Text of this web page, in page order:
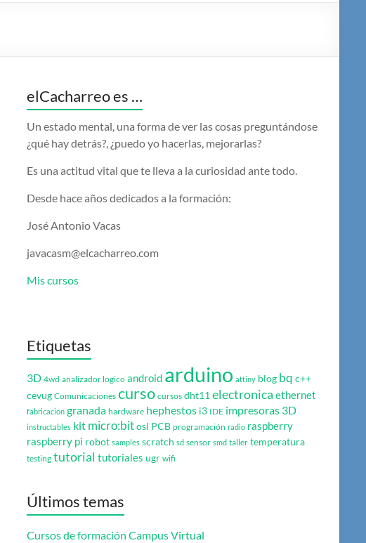
elCacharreo es …
Un estado mental, una forma de ver las cosas preguntándose
¿qué hay detrás?, ¿puedo yo hacerlas, mejorarlas?
Es una actitud vital que te lleva a la curiosidad ante todo.
Desde hace años dedicados a la formación:
José Antonio Vacas
javacasm@elcacharreo.com
Mis cursos
Etiquetas
3D 4wd analizador logico android arduino attiny blog bq c++
cevug Comunicaciones curso cursos dht11 electronica ethernet
fabricacion granada hardware hephestos i3 IDE impresoras 3D
instructables kit micro:bitosl PCB programación radio raspberry
raspberry pi robot samples scratch sd sensor smd taller temperatura
testing tutorial tutoriales ugr wifi
Últimos temas
Cursos de formación Campus Virtual